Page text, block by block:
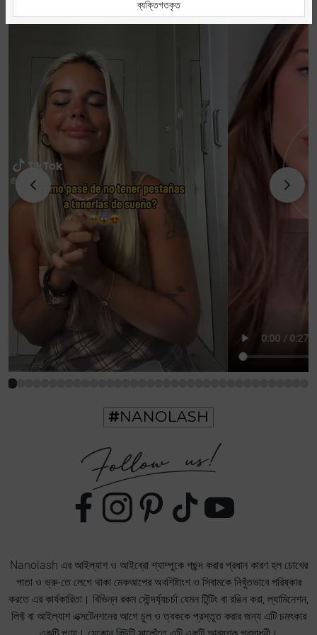
Nanolash এর আইল্যাশ ও আইব্রো শ্যাম্পুকে পছন্দ করার প্রধান কারণ হল চোখের
পাতা ও ভ্রু-তে লেগে থাকা মেকআপের অবশিষ্টাংশ ও সিবামকে নিখুঁতভাবে পরিষ্কার
করতে এর কার্যকারিতা। বিভিন্ন রকম সৌন্দর্য্যচর্চা যেমন টিন্টিং বা রঙিন করা, ল্যামিনেশন,
লিফ্ট বা আইল্যাশ এক্সটেনশনের আগে চুল ও ত্বককে প্রস্তুত করার জন্য এটি চমৎকার
ব্যক্তিগতকৃত